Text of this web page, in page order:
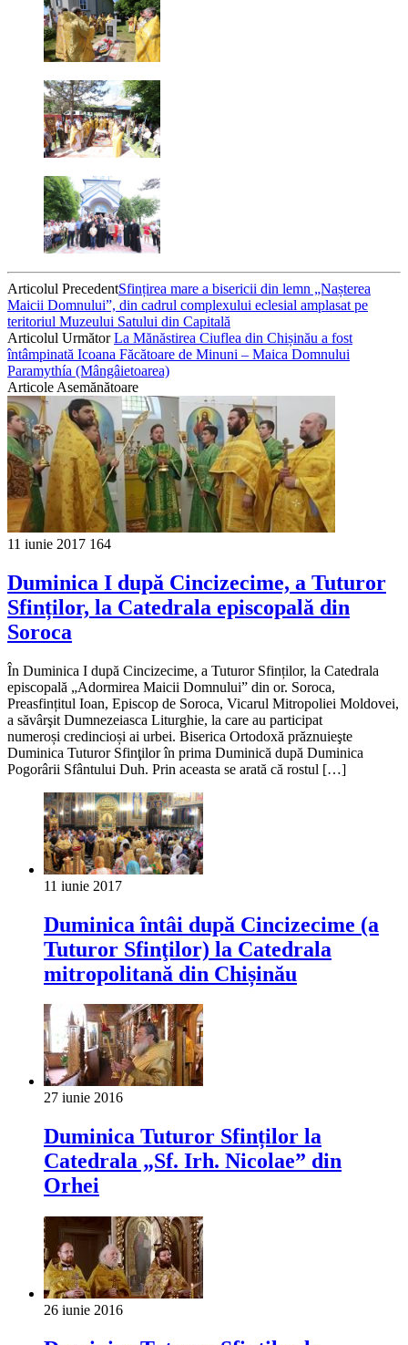
Articolul PrecedentSfințirea mare a bisericii din lemn „Nașterea
Maicii Domnului”, din cadrul complexului eclesial amplasat pe
teritoriul Muzeului Satului din Capitală
Articolul UrmătorLa Mănăstirea Ciuflea din Chișinău a fost
întâmpinată Icoana Făcătoare de Minuni – Μaica Domnului
Paramythía (Mângâietoarea)
Articole Asemănătoare
11 iunie 2017 164
Duminica I după Cincizecime, a Tuturor
Sfinților, la Catedrala episcopală din
Soroca
În Duminica I după Cincizecime, a Tuturor Sfinților, la Catedrala
episcopală „Adormirea Maicii Domnului” din or. Soroca,
Preasfințitul Ioan, Episcop de Soroca, Vicarul Mitropoliei Moldovei,
a săvârşit Dumnezeiasca Liturghie, la care au participat
numeroși credincioși ai urbei. Biserica Ortodoxă prăznuieşte
Duminica Tuturor Sfinţilor în prima Duminică după Duminica
Pogorârii Sfântului Duh. Prin aceasta se arată că rostul […]
11 iunie 2017
Duminica întâi după Cincizecime (a
Tuturor Sfinţilor) la Catedrala
mitropolitană din Chișinău
27 iunie 2016
Duminica Tuturor Sfinților la
Catedrala „Sf. Irh. Nicolae” din
Orhei
26 iunie 2016